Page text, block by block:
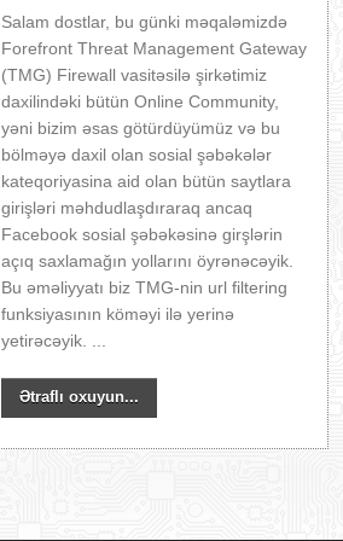
Salam dostlar, bu günki məqaləmizdə
Forefront Threat Management Gateway
(TMG) Firewall vasitəsilə şirkətimiz
daxilindəki bütün Online Community,
yəni bizim əsas götürdüyümüz və bu
bölməyə daxil olan sosial şəbəkələr
kateqoriyasina aid olan bütün saytlara
girişləri məhdudlaşdıraraq ancaq
Facebook sosial şəbəkəsinə girşlərin
açıq saxlamağın yollarını öyrənəcəyik.
Bu əməliyyatı biz TMG-nin url filtering
funksiyasının köməyi ilə yerinə
yetirəcəyik. ...
Ətraflı oxuyun...